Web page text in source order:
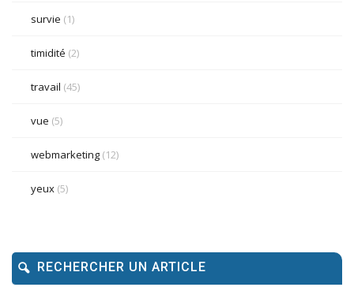
survie (1)
timidité (2)
travail (45)
vue (5)
webmarketing (12)
yeux (5)
RECHERCHER UN ARTICLE